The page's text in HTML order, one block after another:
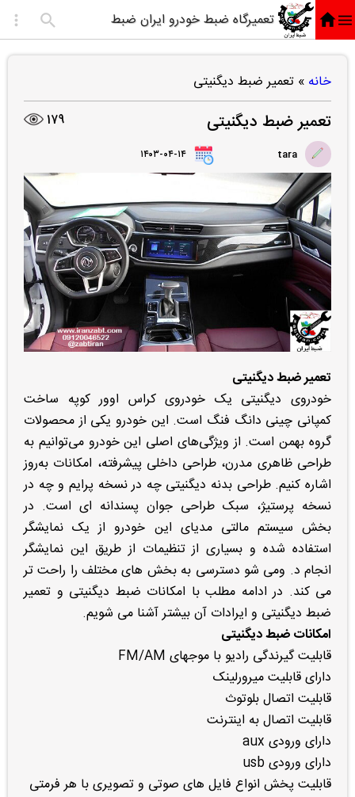
تعمیرگاه ضبط خودرو ایران ضبط
خانه » تعمیر ضبط دیگنیتی
تعمیر ضبط دیگنیتی 179
tara ۱۴۰۳-۰۴-۱۴
تعمیر ضبط دیگنیتی
خودروی دیگنیتی یک خودروی کراس اوور کوپه ساخت
کمپانی چینی دانگ فنگ است. این خودرو یکی از محصولات
گروه بهمن است. از ویژگی‌های اصلی این خودرو می‌توانیم به
طراحی ظاهری مدرن، طراحی داخلی پیشرفته، امکانات به‌روز
اشاره کنیم. طراحی بدنه دیگنیتی چه در نسخه پرایم و چه در
نسخه پرستیژ، سبک طراحی جوان پسندانه ای است. در
بخش سیستم مالتی مدیای این خودرو از یک نمایشگر
استفاده شده و بسیاری از تنظیمات از طریق این نمایشگر
انجام د. ومی شو دسترسی به بخش های مختلف را راحت تر
می کند. در ادامه مطلب با امکانات ضبط دیگنیتی و تعمیر
ضبط دیگنیتی و ایرادات آن بیشتر آشنا می شویم.
امکانات ضبط دیگنیتی
قابلیت گیرندگی رادیو با موجهای FM/AM
دارای قابلیت میرورلینک
قابلیت اتصال بلوتوث
قابلیت اتصال به اینترنت
دارای ورودی aux
دارای ورودی usb
قابلیت پخش انواع فایل های صوتی و تصویری با هر فرمتی